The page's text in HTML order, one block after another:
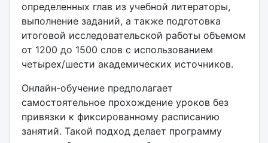
определенных глав из учебной литераторы,
выполнение заданий, а также подготовка
итоговой исследовательской работы объемом
от 1200 до 1500 слов с использованием
четырех/шести академических источников.
Онлайн-обучение предполагает
самостоятельное прохождение уроков без
привязки к фиксированному расписанию
занятий. Такой подход делает программу